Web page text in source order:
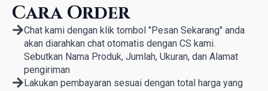
Cara Order
Chat kami dengan klik tombol "Pesan Sekarang" anda
akan diarahkan chat otomatis dengan CS kami.
Sebutkan Nama Produk, Jumlah, Ukuran, dan Alamat
pengiriman
Lakukan pembayaran sesuai dengan total harga yang